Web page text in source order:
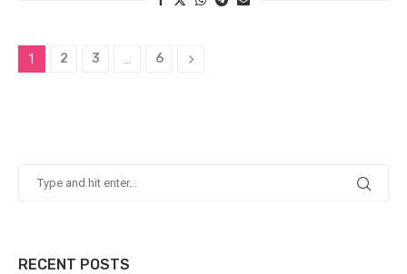
1 2 3 6
RECENT POSTS